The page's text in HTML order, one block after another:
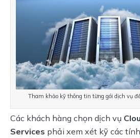
Tham khảo kỹ thông tin từng gói dịch vụ
Các khách hàng chọn dịch vụ
Services phải xem xét kỹ các